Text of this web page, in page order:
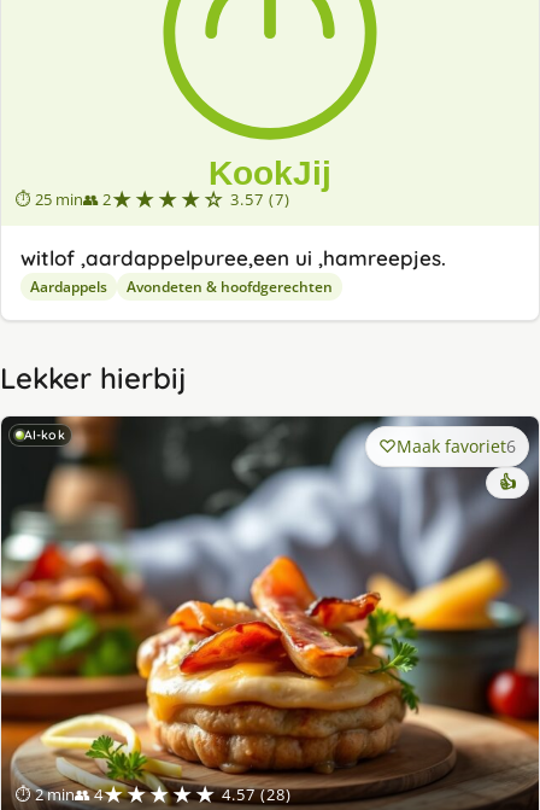
⏱ 25 min👥 2★★★★☆ 3.57 (7)
witlof ,aardappelpuree,een ui ,hamreepjes.
Aardappels Avondeten & hoofdgerechten
Lekker hierbij
AI-kok
⏱ 2 min👥 4★★★★★ 4.57 (28)
Maak favoriet6
👍